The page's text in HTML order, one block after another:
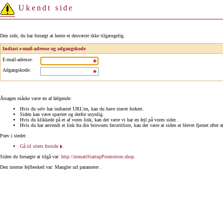
Ukendt side
Den side, du har forsøgt at hente er desværre ikke tilgængelig.
Indtast e-mail-adresse og adgangskode
E-mail-adresse:
Adgangskode:
Årsagen måske være en af følgende:
Hvis du selv har indtastet URL'en, kan du have stavet forkert.
Siden kan være spærret og derfor usynlig.
Hvis du klikkede på et af vores link, kan det være vi har en fejl på vores sider.
Hvis du har anvendt et link fra din browsers favoritliste, kan det være at siden er blevet fjernet efter
Prøv i stedet:
Gå til sitets forside
Siden du forsøgte at tilgå var: http://zomattStartupPromotion.shop
Den interne fejlbesked var: Mangler url parameter .